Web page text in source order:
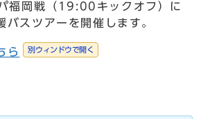
福岡戦（19:00キックオフ）に
バスツアーを開催します。
ら 別ウィンドウで開く